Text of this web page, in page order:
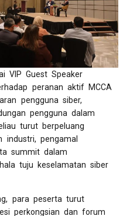
VIP Guest Speaker
peranan aktif MCCA
pengguna siber,
pengguna dalam
turut berpeluang
industri, pengamal
summit dalam
tuju keselamatan siber
para peserta turut
perkongsian dan forum